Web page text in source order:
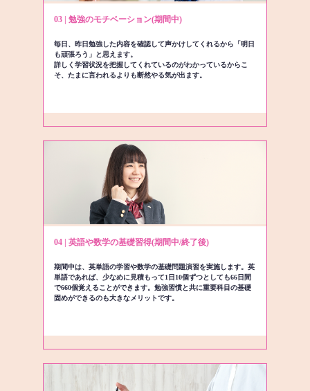
03 | 勉強のモチベーション(期間中)
毎日、昨日勉強した内容を確認して声かけしてくれるから「明日
も頑張ろう」と思えます。
詳しく学習状況を把握してくれているのがわかっているからこ
そ、たまに言われるよりも断然やる気が出ます。
04 | 英語や数学の基礎習得(期間中/終了後)
期間中は、英単語の学習や数学の基礎問題演習を実施します。英
単語であれば、少なめに見積もって1日10個ずつとしても66日間
で660個覚えることができます。勉強習慣と共に重要科目の基礎
固めができるのも大きなメリットです。